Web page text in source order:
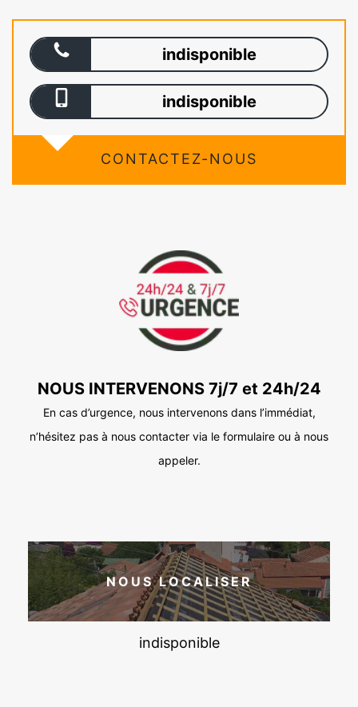
indisponible
indisponible
CONTACTEZ-NOUS
NOUS INTERVENONS 7j/7 et 24h/24
En cas d’urgence, nous intervenons dans l’immédiat,
n’hésitez pas à nous contacter via le formulaire ou à nous
appeler.
NOUS LOCALISER
indisponible